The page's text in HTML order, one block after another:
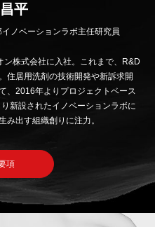
平
ノベーションラボ主任研究員
株式会社に入社。これまで、R&D
住居用洗剤の技術開発や新訴求開
、2016年よりプロジェクトベース
新設されたイノベーションラボに
み出す組織創りに注力。
項